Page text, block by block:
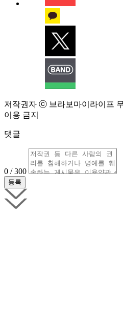
저작권자 ⓒ 브라보마이라이프
이용 금지
댓글
0 / 300